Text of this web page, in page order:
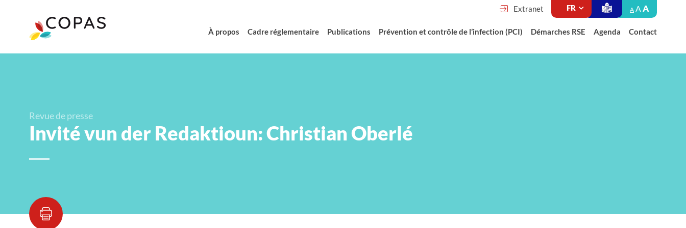
Extranet A AA
À propos Cadre réglementaire Publications Prévention et contrôle de l’infection (PCI) Démarches RSE Agenda Contact
Revue de presse
Invité vun der Redaktioun: Christian Oberlé